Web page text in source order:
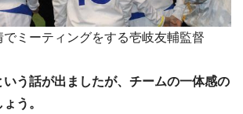
ミーティングをする壱岐友輔監督
う話が出ましたが、チームの一体感の
う。